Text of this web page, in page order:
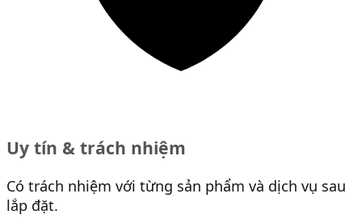
Uy tín & trách nhiệm
Có trách nhiệm với từng sản phẩm và dịch vụ sau
lắp đặt.